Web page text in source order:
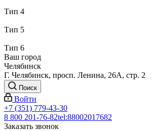
Тип 4
Тип 5
Тип 6
Ваш город
Челябинск
Г. Челябинск, просп. Ленина, 26А, стр. 2
Поиск
Войти
+7 (351) 779-43-30
8 800 201-76-82tel:88002017682
Заказать звонок